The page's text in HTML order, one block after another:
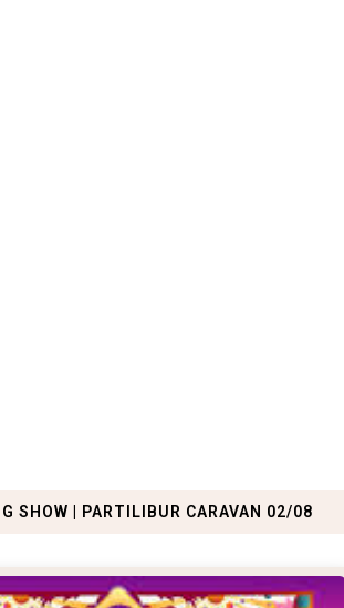
SHOW | PARTILIBUR CARAVAN 02/08